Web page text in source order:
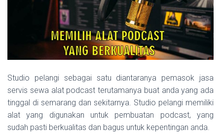
Studio pelangi sebagai satu diantaranya pemasok jasa
servis sewa alat podcast terutamanya buat anda yang ada
tinggal di semarang dan sekitarnya. Studio pelangi memiliki
alat yang digunakan untuk pembuatan podcast, yang
sudah pasti berkualitas dan bagus untuk kepentingan anda.